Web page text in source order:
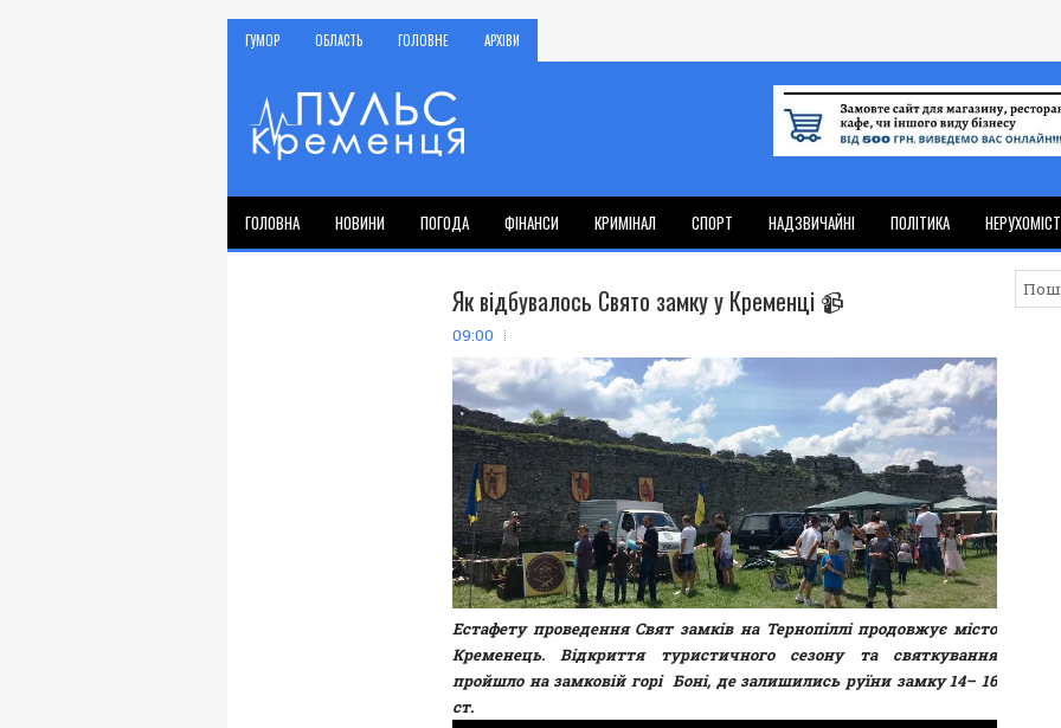
ГУМОР ОБЛАСТЬ ГОЛОВНЕ АРХІВИ
ГОЛОВНА НОВИНИ ПОГОДА ФІНАНСИ КРИМІНАЛ СПОРТ НАДЗВИЧАЙНІ ПОЛІТИКА
Як відбувалось Свято замку у Кременці 📹
09:00
Естафету проведення Свят замків на Тернопіллі продовжує місто
Кременець. Відкриття туристичного сезону та святкування
пройшло на замковій горі Боні, де залишились руїни замку 14– 16
ст.